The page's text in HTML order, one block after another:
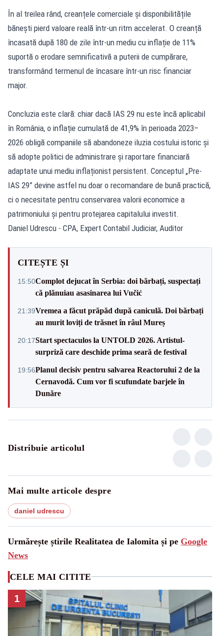
În al treilea rând, creanțele comerciale și disponibilitățile
bănești pierd valoare reală într-un ritm accelerat. O creanță
încasată după 180 de zile într-un mediu cu inflație de 11%
suportă o erodare semnificativă a puterii de cumpărare,
transformând termenul de încasare într-un risc financiar
major.
Concluzia este clară: chiar dacă IAS 29 nu este încă aplicabil
în România, o inflație cumulată de 41,9% în perioada 2023–
2026 obligă companiile să abandoneze iluzia costului istoric și
să adopte politici de administrare și raportare financiară
adaptate unui mediu inflaționist persistent. Conceptul „Pre-
IAS 29” devine astfel nu doar o recomandare de bună practică,
ci o necesitate pentru conservarea valorii economice a
patrimoniului și pentru protejarea capitalului investit.
Daniel Udrescu - CPA, Expert Contabil Judiciar, Auditor
CITEȘTE ȘI
15:50Complot dejucat în Serbia: doi bărbați, suspectați
că plănuiau asasinarea lui Vučić
21:39Vremea a făcut prăpăd după caniculă. Doi bărbați
au murit loviți de trăsnet în râul Mureș
20:17Start spectaculos la UNTOLD 2026. Artistul-
surpriză care deschide prima seară de festival
19:56Planul decisiv pentru salvarea Reactorului 2 de la
Cernavodă. Cum vor fi scufundate barjele în
Dunăre
Distribuie articolul
Mai multe articole despre
daniel udrescu
Urmărește știrile Realitatea de Ialomita și pe Google
News
CELE MAI CITITE
1